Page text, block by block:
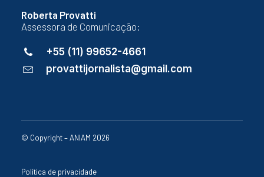
Roberta Provatti
Assessora de Comunicação:
+55 (11) 99652-4661
provattijornalista@gmail.com
© Copyright – ANIAM 2026
Política de privacidade